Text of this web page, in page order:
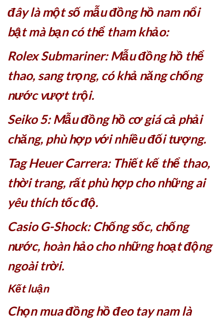
đây là một số mẫu đồng hồ nam nổi
bật mà bạn có thể tham khảo:
Rolex Submariner: Mẫu đồng hồ thể
thao, sang trọng, có khả năng chống
nước vượt trội.
Seiko 5: Mẫu đồng hồ cơ giá cả phải
chăng, phù hợp với nhiều đối tượng.
Tag Heuer Carrera: Thiết kế thể thao,
thời trang, rất phù hợp cho những ai
yêu thích tốc độ.
Casio G-Shock: Chống sốc, chống
nước, hoàn hảo cho những hoạt động
ngoài trời.
Kết luận
Chọn mua đồng hồ đeo tay nam là